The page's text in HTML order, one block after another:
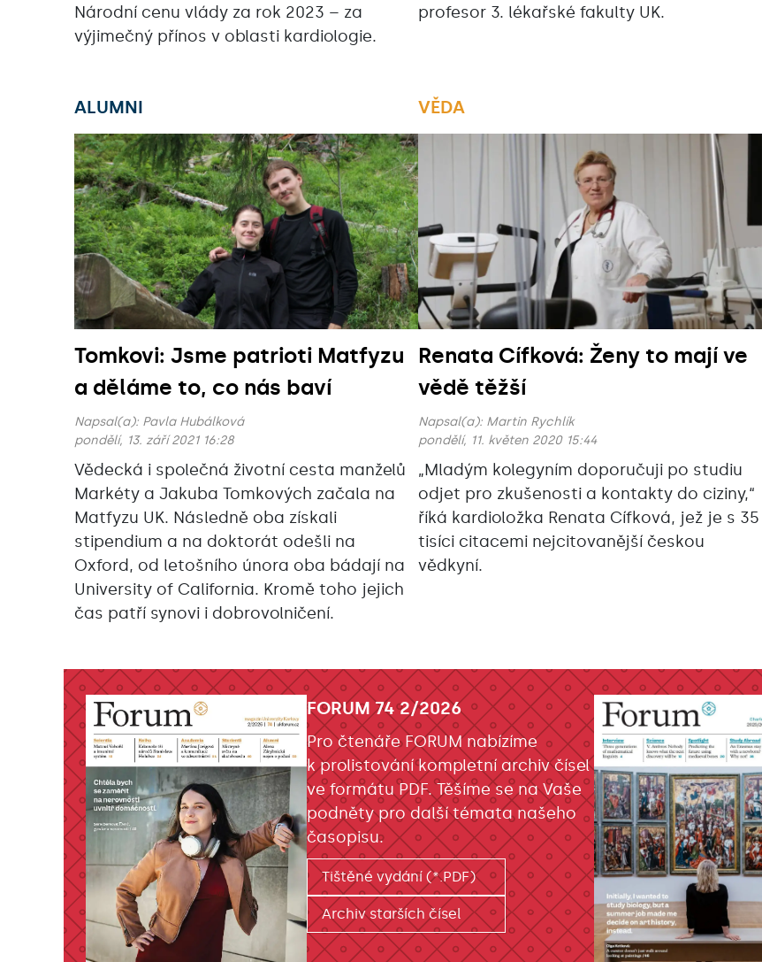
Národní cenu vlády za rok 2023 – za
výjimečný přínos v oblasti kardiologie.
profesor 3. lékařské fakulty UK.
ALUMNI
Tomkovi: Jsme patrioti Matfyzu
a děláme to, co nás baví
Napsal(a): Pavla Hubálková
pondělí, 13. září 2021 16:28
Vědecká i společná životní cesta manželů
Markéty a Jakuba Tomkových začala na
Matfyzu UK. Následně oba získali
stipendium a na doktorát odešli na
Oxford, od letošního února oba bádají na
University of California. Kromě toho jejich
čas patří synovi i dobrovolničení.
VĚDA
Renata Cífková: Ženy to mají ve
vědě těžší
Napsal(a): Martin Rychlík
pondělí, 11. květen 2020 15:44
„Mladým kolegyním doporučuji po studiu
odjet pro zkušenosti a kontakty do ciziny,“
říká kardioložka Renata Cífková, jež je s 35
tisíci citacemi nejcitovanější českou
vědkyní.
FORUM 74 2/2026
Pro čtenáře FORUM nabízíme
k prolistování kompletní archiv čísel
ve formátu PDF. Těšíme se na Vaše
podněty pro další témata našeho
časopisu.
Tištěné vydání (*.PDF)
Archiv starších čísel